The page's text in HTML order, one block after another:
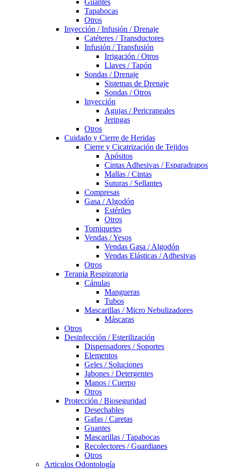
Guantes
Tapabocas
Otros
Inyección / Infusión / Drenaje
Catéteres / Transductores
Infusión / Transfusión
Irrigación / Otros
Llaves / Tapón
Sondas / Drenaje
Sistemas de Drenaje
Sondas / Otros
Inyección
Agujas / Pericraneales
Jeringas
Otros
Cuidado y Cierre de Heridas
Cierre y Cicatrización de Tejidos
Apósitos
Cintas Adhesivas / Esparadrapos
Mallas / Cintas
Suturas / Sellantes
Compresas
Gasa / Algodón
Estériles
Otros
Torniquetes
Vendas / Yesos
Vendas Gasa / Algodón
Vendas Elásticas / Adhesivas
Otros
Terapia Respiratoria
Cánulas
Mangueras
Tubos
Mascarillas / Micro Nebulizadores
Máscaras
Otros
Desinfección / Esterilización
Dispensadores / Soportes
Elementos
Geles / Soluciones
Jabones / Detergentes
Manos / Cuerpo
Otros
Protección / Bioseguridad
Desechables
Gafas / Caretas
Guantes
Mascarillas / Tapabocas
Recolectores / Guardianes
Otros
Articulos Odontología